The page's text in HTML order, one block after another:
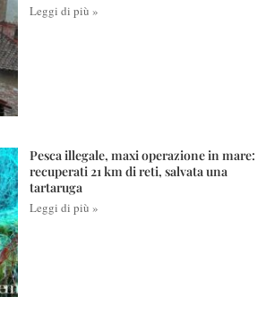
Leggi di più »
Pesca illegale, maxi operazione in mare:
recuperati 21 km di reti, salvata una
tartaruga
Leggi di più »